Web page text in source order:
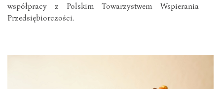
współpracy z Polskim Towarzystwem Wspierania
Przedsiębiorczości.